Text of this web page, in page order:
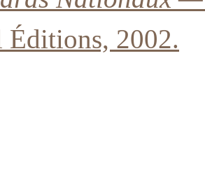
Éditions, 2002.